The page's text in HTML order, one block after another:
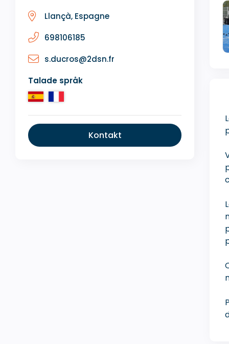
Llançà, Espagne
698106185
s.ducros@2dsn.fr
Talade språk
Kontakt